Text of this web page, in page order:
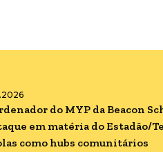
do MYP da Beacon
em matéria do Estadão/
como hubs comunitários